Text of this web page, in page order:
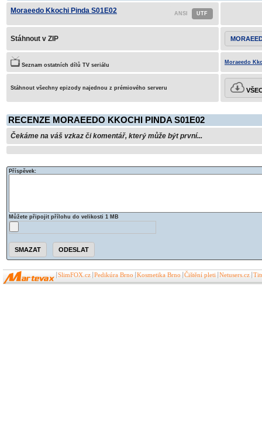
Moraeedo Kkochi Pinda S01E02
Stáhnout v ZIP
Seznam ostatních dílů TV seriálu Moraeedo
Stáhnout všechny epizody najednou z prémiového serveru
RECENZE MORAEEDO KKOCHI PINDA S01E02
Čekáme na váš vzkaz či komentář, který může být první...
Příspěvek:
Můžete připojit přílohu do velikosti 1 MB
SlimFOX.cz Pedikúra Brno Kosmetika Brno Čištění pleti Netusers.cz